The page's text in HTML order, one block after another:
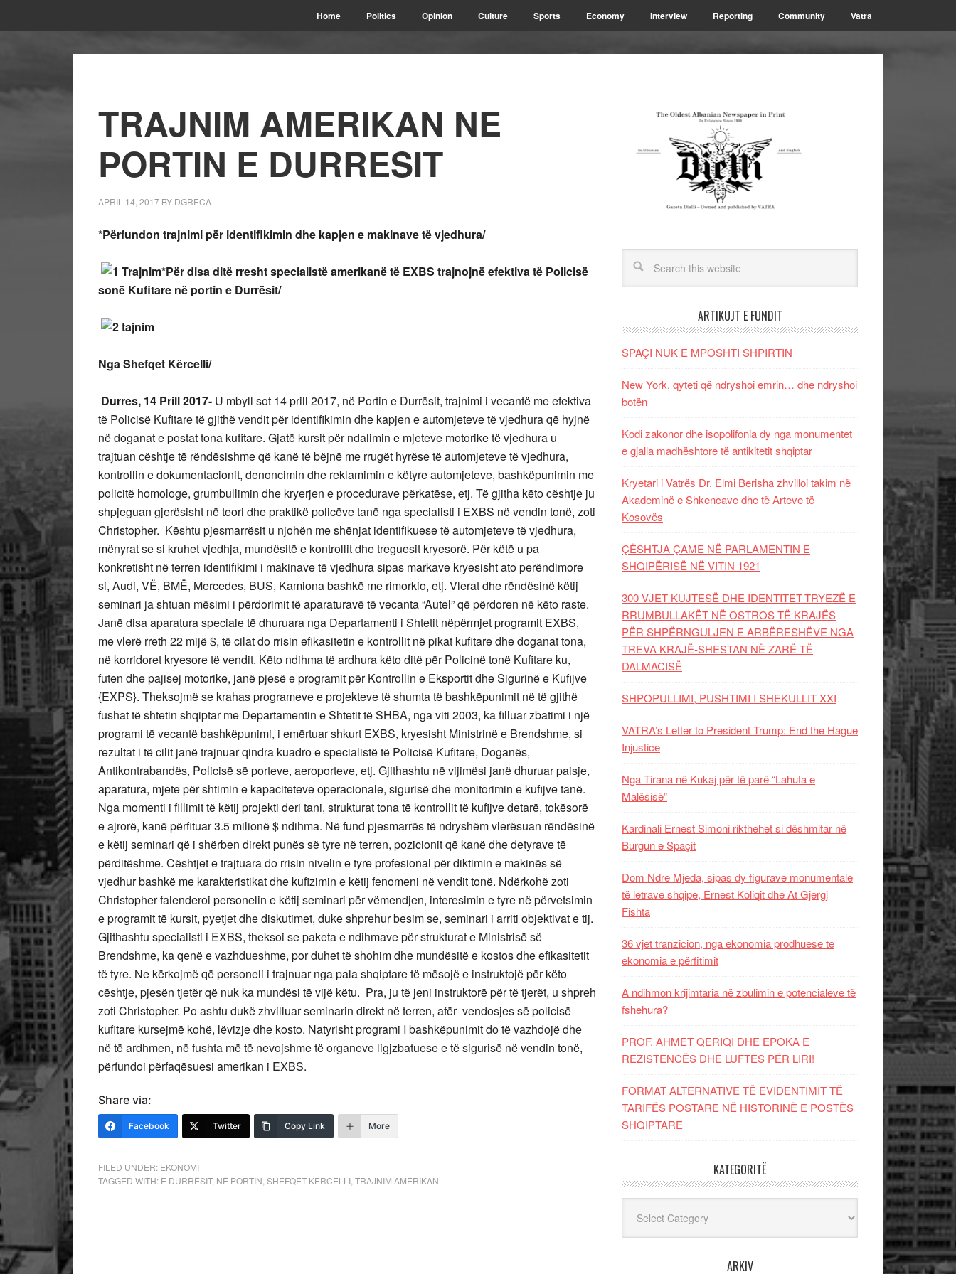
Home Politics Opinion Culture Sports Economy Interview Reporting Community Vatra
TRAJNIM AMERIKAN NE
PORTIN E DURRESIT
APRIL 14, 2017 BY DGRECA
*Përfundon trajnimi për identifikimin dhe kapjen e makinave të vjedhura/
*Për disa ditë rresht specialistë amerikanë të EXBS trajnojnë efektiva të Policisë
sonë Kufitare në portin e Durrësit/
Nga Shefqet Kërcelli/
Durres, 14 Prill 2017- U mbyll sot 14 prill 2017, në Portin e Durrësit, trajnimi i vecantë me efektiva
të Policisë Kufitare të gjithë vendit për identifikimin dhe kapjen e automjeteve të vjedhura që hyjnë
në doganat e postat tona kufitare. Gjatë kursit për ndalimin e mjeteve motorike të vjedhura u
trajtuan cështje të rëndësishme që kanë të bëjnë me rrugët hyrëse të automjeteve të vjedhura,
kontrollin e dokumentacionit, denoncimin dhe reklamimin e këtyre automjeteve, bashkëpunimin me
policitë homologe, grumbullimin dhe kryerjen e procedurave përkatëse, etj. Të gjitha këto cështje ju
shpjeguan gjerësisht në teori dhe praktikë policëve tanë nga specialisti i EXBS në vendin tonë, zoti
Christopher. Kështu pjesmarrësit u njohën me shënjat identifikuese të automjeteve të vjedhura,
mënyrat se si kruhet vjedhja, mundësitë e kontrollit dhe treguesit kryesorë. Për këtë u pa
konkretisht në terren identifikimi i makinave të vjedhura sipas markave kryesisht ato perëndimore
si, Audi, VË, BMË, Mercedes, BUS, Kamiona bashkë me rimorkio, etj. Vlerat dhe rëndësinë këtij
seminari ja shtuan mësimi i përdorimit të aparaturavë të vecanta “Autel” që përdoren në këto raste.
Janë disa aparatura speciale të dhuruara nga Departamenti i Shtetit nëpërmjet programit EXBS,
me vlerë rreth 22 mijë $, të cilat do rrisin efikasitetin e kontrollit në pikat kufitare dhe doganat tona,
në korridoret kryesore të vendit. Këto ndihma të ardhura këto ditë për Policinë tonë Kufitare ku,
futen dhe pajisej motorike, janë pjesë e programit për Kontrollin e Eksportit dhe Sigurinë e Kufijve
{EXPS}. Theksojmë se krahas programeve e projekteve të shumta të bashkëpunimit në të gjithë
fushat të shtetin shqiptar me Departamentin e Shtetit të SHBA, nga viti 2003, ka filluar zbatimi i një
programi të vecantë bashkëpunimi, i emërtuar shkurt EXBS, kryesisht Ministrinë e Brendshme, si
rezultat i të cilit janë trajnuar qindra kuadro e specialistë të Policisë Kufitare, Doganës,
Antikontrabandës, Policisë së porteve, aeroporteve, etj. Gjithashtu në vijimësi janë dhuruar paisje,
aparatura, mjete për shtimin e kapaciteteve operacionale, sigurisë dhe monitorimin e kufijve tanë.
Nga momenti i fillimit të këtij projekti deri tani, strukturat tona të kontrollit të kufijve detarë, tokësorë
e ajrorë, kanë përfituar 3.5 milionë $ ndihma. Në fund pjesmarrës të ndryshëm vlerësuan rëndësinë
e këtij seminari që i shërben direkt punës së tyre në terren, pozicionit që kanë dhe detyrave të
përditëshme. Cështjet e trajtuara do rrisin nivelin e tyre profesional për diktimin e makinës së
vjedhur bashkë me karakteristikat dhe kufizimin e këtij fenomeni në vendit tonë. Ndërkohë zoti
Christopher falenderoi personelin e këtij seminari për vëmendjen, interesimin e tyre në përvetsimin
e programit të kursit, pyetjet dhe diskutimet, duke shprehur besim se, seminari i arriti objektivat e tij.
Gjithashtu specialisti i EXBS, theksoi se paketa e ndihmave për strukturat e Ministrisë së
Brendshme, ka qenë e vazhdueshme, por duhet të shohim dhe mundësitë e kostos dhe efikasitetit
të tyre. Ne kërkojmë që personeli i trajnuar nga pala shqiptare të mësojë e instruktojë për këto
cështje, pjesën tjetër që nuk ka mundësi të vijë këtu. Pra, ju të jeni instruktorë për të tjerët, u shpreh
zoti Christopher. Po ashtu dukë zhvilluar seminarin direkt në terren, afër vendosjes së policisë
kufitare kursejmë kohë, lëvizje dhe kosto. Natyrisht programi I bashkëpunimit do të vazhdojë dhe
në të ardhmen, në fushta më të nevojshme të organeve ligjzbatuese e të sigurisë në vendin tonë,
përfundoi përfaqësuesi amerikan i EXBS.
Share via:
Facebook Twitter Copy Link More
FILED UNDER: EKONOMI
TAGGED WITH: E DURRËSIT, NË PORTIN SHEFQET KERCELLI TRAJNIM AMERIKAN
ARTIKUJT E FUNDIT
SPAÇI NUK E MPOSHTI SHPIRTIN
New York, qyteti që ndryshoi emrin… dhe ndryshoi
botën
Kodi zakonor dhe isopolifonia dy nga monumentet
e gjalla madhështore të antikitetit shqiptar
Kryetari i Vatrës Dr. Elmi Berisha zhvilloi takim në
Akademinë e Shkencave dhe të Arteve të
Kosovës
ÇËSHTJA ÇAME NË PARLAMENTIN E
SHQIPËRISË NË VITIN 1921
300 VJET KUJTESË DHE IDENTITET-TRYEZË E
RRUMBULLAKËT NË OSTROS TË KRAJËS
PËR SHPËRNGULJEN E ARBËRESHËVE NGA
TREVA KRAJË-SHESTAN NË ZARË TË
DALMACISË
SHPOPULLIMI, PUSHTIMI I SHEKULLIT XXI
VATRA’s Letter to President Trump: End the Hague
Injustice
Nga Tirana në Kukaj për të parë “Lahuta e
Malësisë”
Kardinali Ernest Simoni rikthehet si dëshmitar në
Burgun e Spaçit
Dom Ndre Mjeda, sipas dy figurave monumentale
të letrave shqipe, Ernest Koliqit dhe At Gjergj
Fishta
36 vjet tranzicion, nga ekonomia prodhuese te
ekonomia e përfitimit
A ndihmon krijimtaria në zbulimin e potencialeve të
fshehura?
PROF. AHMET QERIQI DHE EPOKA E
REZISTENCЁS DHE LUFTЁS PЁR LIRI!
FORMAT ALTERNATIVE TË EVIDENTIMIT TË
TARIFËS POSTARE NË HISTORINË E POSTËS
SHQIPTARE
KATEGORITË
ARKIV